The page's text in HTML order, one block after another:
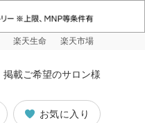
楽天生命 楽天市場
掲載ご希望のサロン様
お気に入り